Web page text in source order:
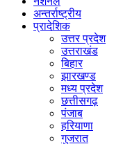
अन्तर्राष्ट्रीय
प्रादेशिक
उत्तर प्रदेश
उत्तराखंड
बिहार
झारखण्ड
मध्य प्रदेश
छत्तीसगढ़
पंजाब
हरियाणा
गुजरात